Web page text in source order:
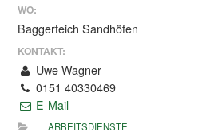
WO:
Baggerteich Sandhöfen
KONTAKT:
Uwe Wagner
0151 40330469
E-Mail
ARBEITSDIENSTE